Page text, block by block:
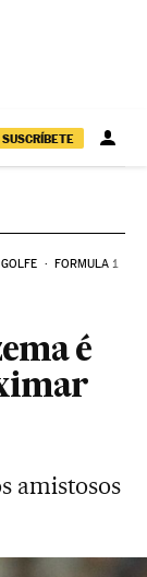
SUSCRÍBETE
GOLFE FORMULA 1
é
amistosos